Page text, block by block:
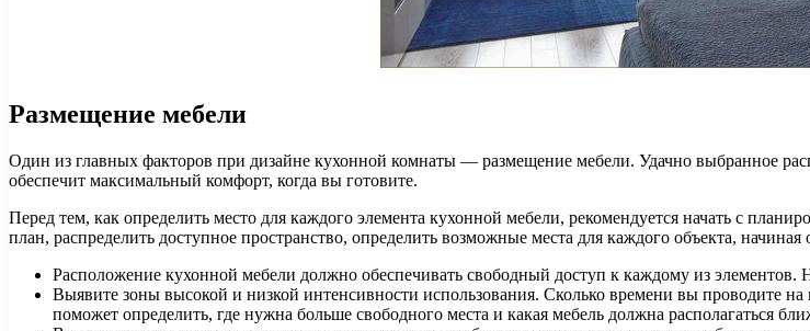
Размещение мебели
Один из главных факторов при дизайне кухонной комнаты — размещение мебели. Удачно выбранное
обеспечит максимальный комфорт, когда вы готовите.
Перед тем, как определить место для каждого элемента кухонной мебели, рекомендуется начать с
план, распределить доступное пространство, определить возможные места для каждого объекта,
Расположение кухонной мебели должно обеспечивать свободный доступ к каждому из
Выявите зоны высокой и низкой интенсивности использования. Сколько времени вы проводите
поможет определить, где нужна больше свободного места и какая мебель должна располагаться